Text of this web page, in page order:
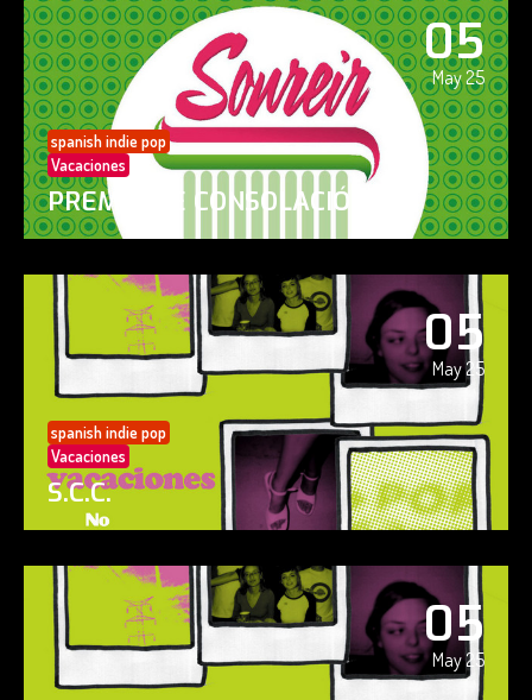
05
May 25
spanish indie pop
Vacaciones
PREMIO DE CONSOLACIÓN
05
May 25
spanish indie pop
Vacaciones
S.C.C.
05
May 25